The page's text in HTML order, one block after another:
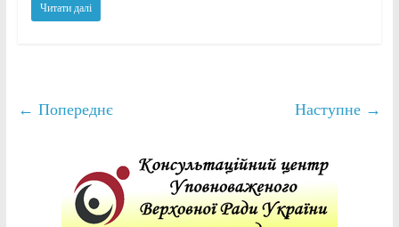
Читати далі
← Попереднє Наступне →